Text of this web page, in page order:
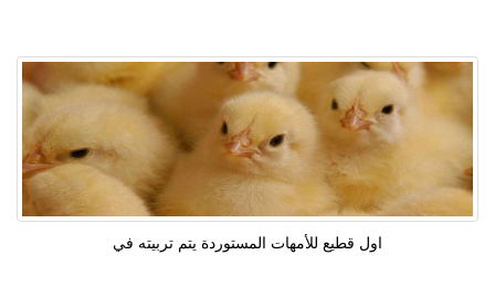
اول قطيع للأمهات المستوردة يتم تربيته في